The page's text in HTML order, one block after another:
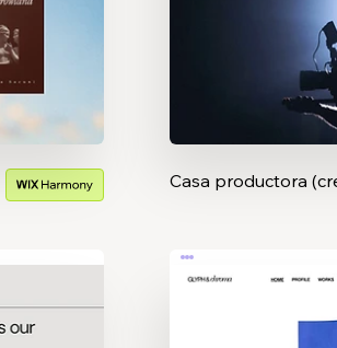
Casa productora